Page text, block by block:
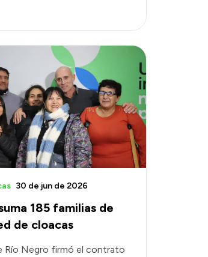
185 familias de
de cloacas
30 de jun de 2026
Río Negro firmó el contrato